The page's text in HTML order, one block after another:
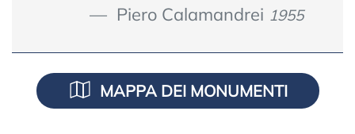
Piero Calamandrei 1955
MAPPA DEI MONUMENTI